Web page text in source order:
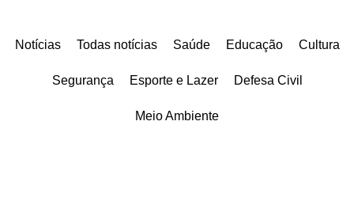
Notícias Todas notícias Saúde Educação Cultura
Segurança Esporte e Lazer Defesa Civil
Meio Ambiente